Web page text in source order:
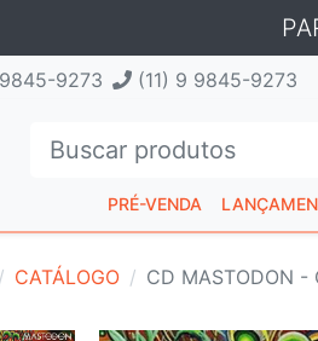
9273 (11) 9 9845-9273
PRÉ-VENDA
CATÁLOGO CD MASTODON -